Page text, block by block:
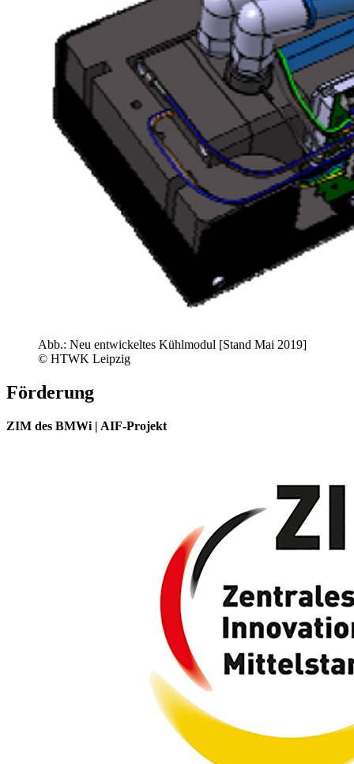
Abb.: Neu entwickeltes Kühlmodul [Stand Mai 2019]
© HTWK Leipzig
Förderung
ZIM des BMWi | AIF-Projekt